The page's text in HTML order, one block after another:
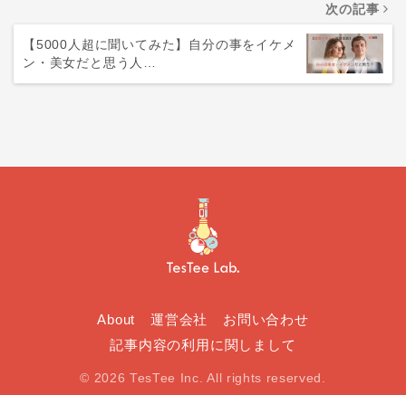
次の記事
【5000人超に聞いてみた】自分の事をイケメ
ン・美女だと思う人…
About 運営会社
お問い合わせ
記事内容の利用に関しまして
© 2026 TesTee Inc. All rights reserved.